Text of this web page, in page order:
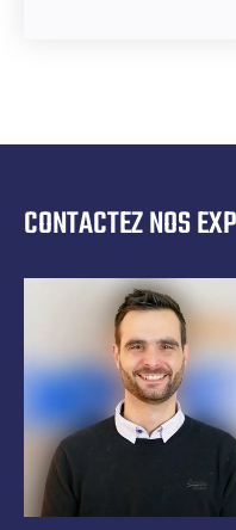
CONTACTEZ NOS